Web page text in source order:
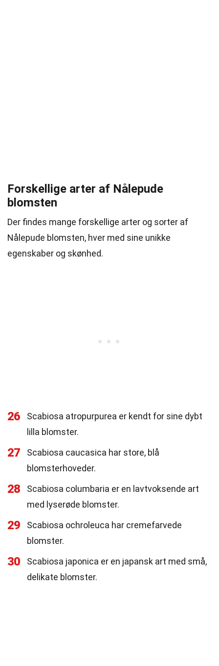
Forskellige arter af Nålepude
blomsten
Der findes mange forskellige arter og sorter af
Nålepude blomsten, hver med sine unikke
egenskaber og skønhed.
26
Scabiosa atropurpurea er kendt for sine dybt
lilla blomster.
27
Scabiosa caucasica har store, blå
blomsterhoveder.
28
Scabiosa columbaria er en lavtvoksende art
med lyserøde blomster.
29
Scabiosa ochroleuca har cremefarvede
blomster.
30
Scabiosa japonica er en japansk art med små,
delikate blomster.